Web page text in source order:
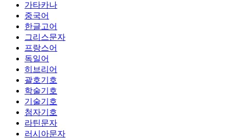
가타카나
중국어
한글고어
그리스문자
프랑스어
독일어
히브리어
괄호기호
학술기호
기술기호
첨자기호
라틴문자
러시아문자